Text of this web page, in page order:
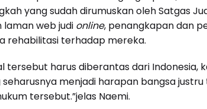
yang sudah dirumuskan oleh Satgas
web judi online, penangkapan dan
rehabilitasi terhadap mereka.
tersebut harus diberantas dari Indonesia,
menjadi harapan bangsa
tersebut.”jelas Naemi.